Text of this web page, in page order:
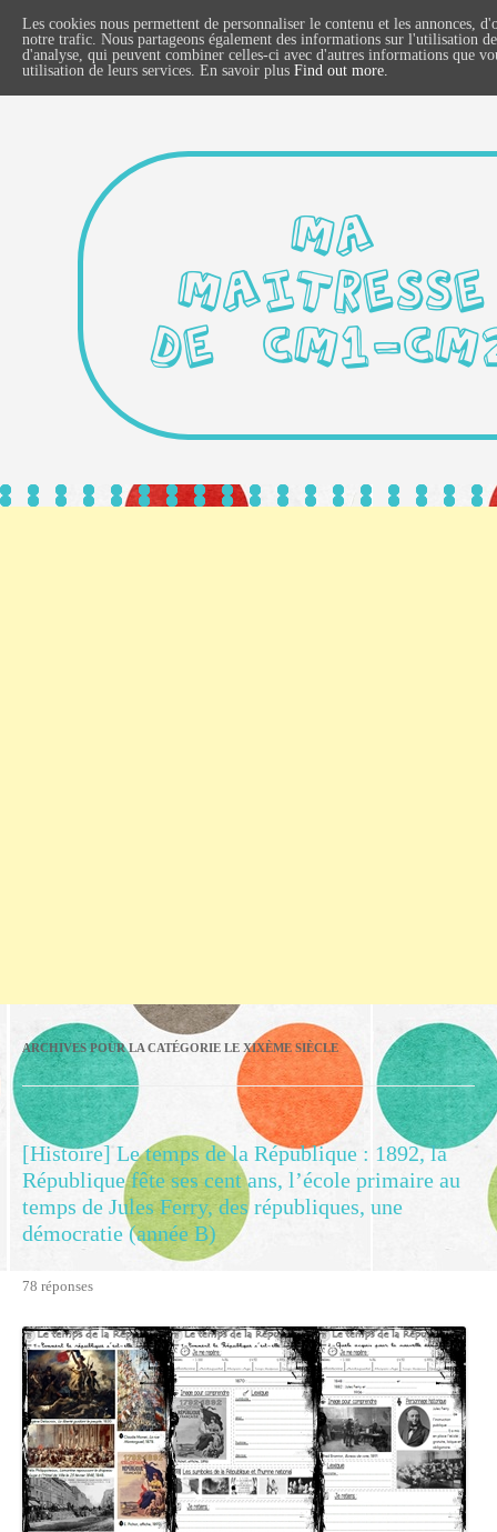
MA
MAITRESSE
DE CM1-
ARCHIVES POUR LA CATÉGORIE LE XIXÈME SIÈCLE
[Histoire] Le temps de la République : 1892, la
République fête ses cent ans, l’école primaire au
temps de Jules Ferry, des républiques, une
démocratie (année B)
78 réponses
Les cookies nous permettent de personnaliser le contenu et les annonces,
notre trafic. Nous partageons également des informations sur l'utilisation
d'analyse, qui peuvent combiner celles-ci avec d'autres informations que
utilisation de leurs services. En savoir plus Find out more.